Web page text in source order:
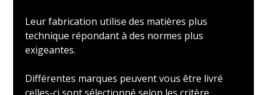
Leur fabrication utilise des matières plus
technique répondant à des normes plus
exigeantes.
Différentes marques peuvent vous être livré